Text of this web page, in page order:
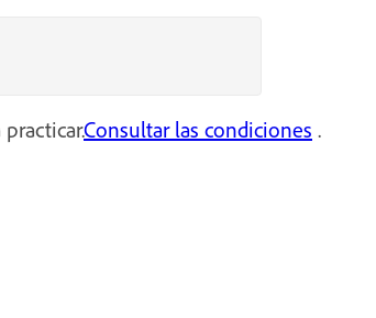
Consultar las condiciones .